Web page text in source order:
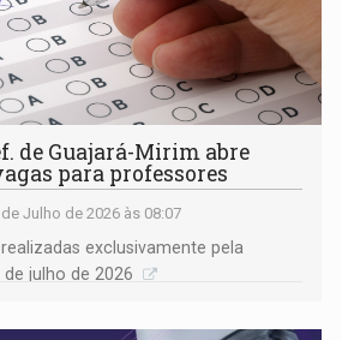
de Guajará-Mirim abre
para professores
de Julho de 2026 às 08:07
exclusivamente pela
julho de 2026